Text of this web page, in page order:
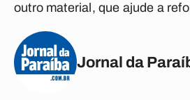
outro material, que ajude a
Jornal da